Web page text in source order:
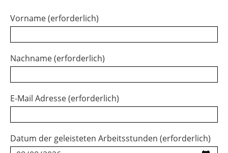
Vorname (erforderlich)
Nachname (erforderlich)
E-Mail Adresse (erforderlich)
Datum der geleisteten Arbeitsstunden (erforderlich)